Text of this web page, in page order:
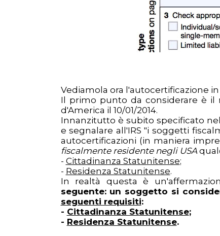
Vediamola ora l'autocertificazione
Il primo punto da considerare è il
d'America il 10/01/2014.
Innanzitutto è subito specificato
e segnalare all'IRS "i soggetti
autocertificazioni (in maniera
fiscalmente residente negli USA
- Cittadinanza Statunitense;
- Residenza Statunitense.
In realtà questa è
seguente: un soggetto si
seguenti requisiti:
- Cittadinanza Statunitense;
- Residenza Statunitense.